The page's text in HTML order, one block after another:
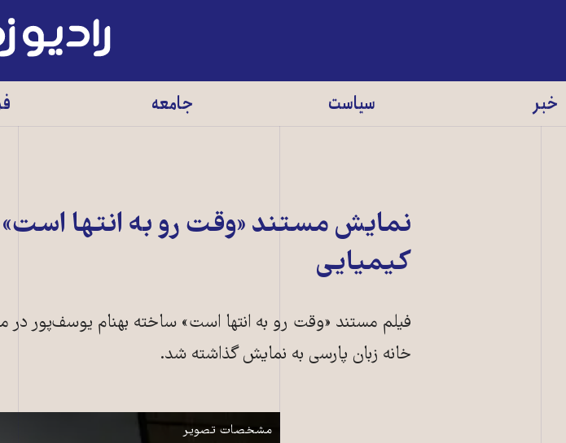
رادیو
زمانه
خبر سیاست جامعه
نمایش مستند «وقت رو به انتها
کیمیایی
فیلم مستند «وقت رو به انتها است» ساخته بهنام یوسف‌پور
خانه زبان پارسی به نمایش گذاشته شد.
نمایش
مشخصات تصویر